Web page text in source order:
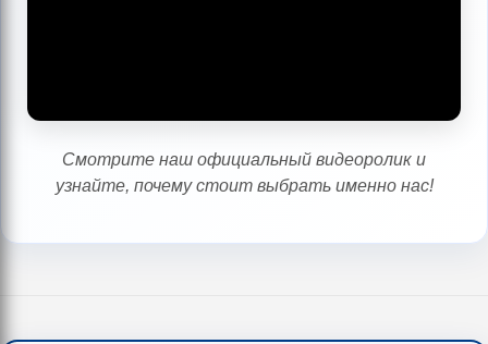
Смотрите наш официальный видеоролик и
узнайте, почему стоит выбрать именно нас!